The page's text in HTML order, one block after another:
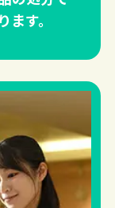
す。